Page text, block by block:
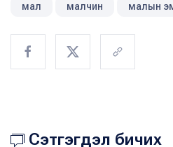
мал малчин малын
Сэтгэгдэл бичих